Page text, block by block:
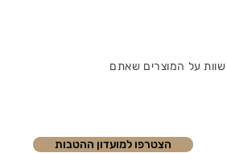
שוות על המוצרים שאתם
הצטרפו למועדון ההטבות